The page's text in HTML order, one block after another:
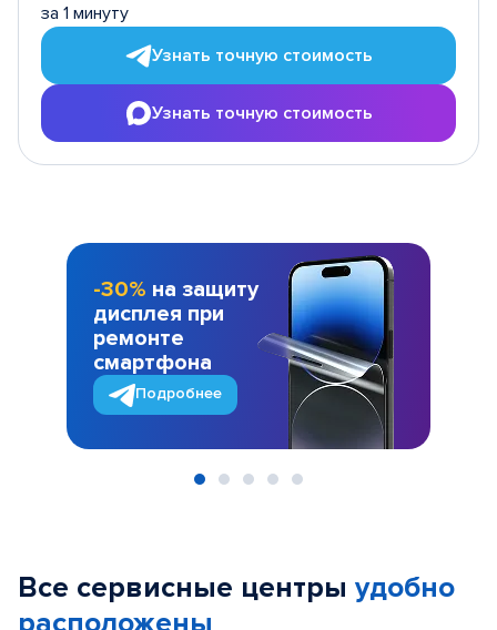
за 1 минуту
Узнать точную стоимость
Узнать точную стоимость
-30% на защиту
дисплея при
ремонте
смартфона
Подробнее
Все сервисные центры удобно